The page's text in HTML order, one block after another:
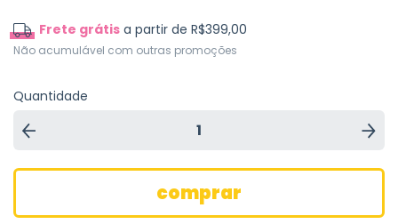
Frete grátis a partir de R$399,00
Não acumulável com outras promoções
Quantidade